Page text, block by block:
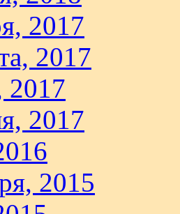
2017
2017
2017
2015